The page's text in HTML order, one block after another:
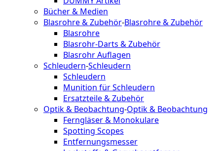
Bücher & Medien
Blasrohre & Zubehör-Blasrohre & Zubehör
Blasrohre
Blasrohr-Darts & Zubehör
Blasrohr Auflagen
Schleudern-Schleudern
Schleudern
Munition für Schleudern
Ersatzteile & Zubehör
Optik & Beobachtung-Optik & Beobachtung
Ferngläser & Monokulare
Spotting Scopes
Entfernungsmesser